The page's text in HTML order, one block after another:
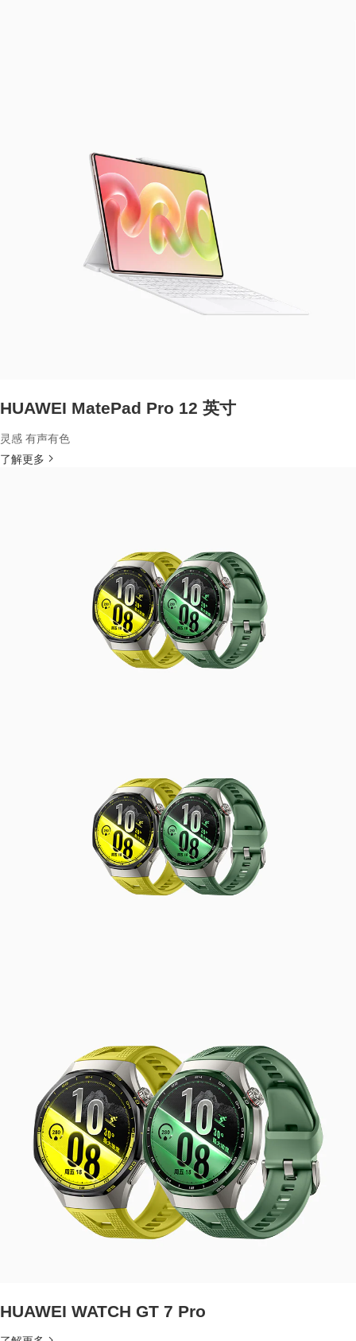
HUAWEI MatePad Pro 12 英寸
灵感 有声有色
了解更多
HUAWEI WATCH GT 7 Pro